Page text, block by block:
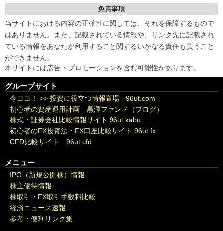
免責事項
当サイトにおける内容の正確性に関しては、それを保障するもので
はありません。また、記載されている情報や、リンク先に記載され
ている情報をあなたが利用すること関するいかなる責任も負うこと
ができません。
本サイトには広告・プロモーションを含む可能性があります。
グループサイト
今ココ！ >> 投資に役立つ情報置場 - 96ut.com
初心者の資産運用計画 黒澤ファンド（ブログ）
株式・証券会社比較情報サイト 96ut.kabu
初心者のFX投資法・FX口座比較サイト 96ut.fx
CFD比較サイト 96ut.cfd
メニュー
IPO（新規公開株）情報
株主優待情報
株取引・FX取引手数料比較
経済ニュース速報
参考・便利リンク集